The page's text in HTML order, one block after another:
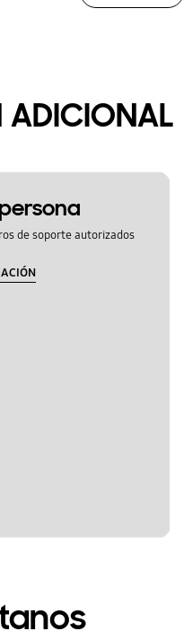
ADICIONAL
de soporte autorizados